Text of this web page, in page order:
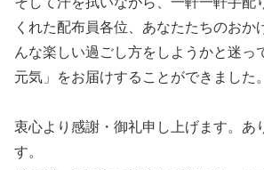
くれた配布員各位、あなたたちのおか
んな楽しい過ごし方をしようかと迷っ
元気」をお届けすることができました。
衷心より感謝・御礼申し上げます。あ
す。